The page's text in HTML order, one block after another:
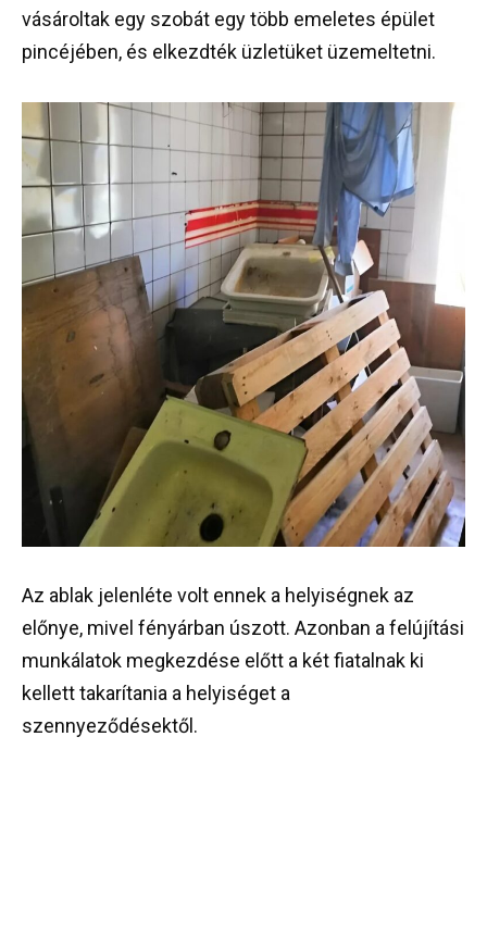
vásároltak egy szobát egy több emeletes épület
pincéjében, és elkezdték üzletüket üzemeltetni.
Az ablak jelenléte volt ennek a helyiségnek az
előnye, mivel fényárban úszott. Azonban a felújítási
munkálatok megkezdése előtt a két fiatalnak ki
kellett takarítania a helyiséget a
szennyeződésektől.